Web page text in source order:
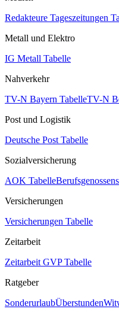
Redakteure Tageszeitungen
Metall und Elektro
IG Metall Tabelle
Nahverkehr
TV-N Bayern TabelleTV-N
Post und Logistik
Deutsche Post Tabelle
Sozialversicherung
AOK Tabelle
Versicherungen
Versicherungen Tabelle
Zeitarbeit
Zeitarbeit GVP Tabelle
Ratgeber
SonderurlaubÜberstunden